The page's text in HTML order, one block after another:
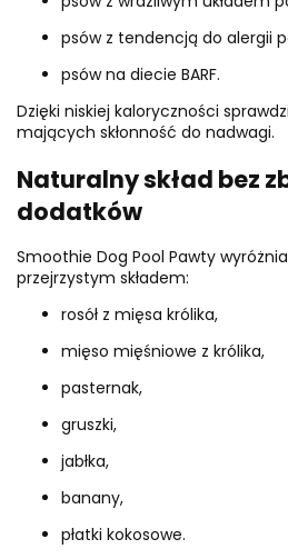
psów z tendencją do alergii
psów na diecie BARF.
Dzięki niskiej kaloryczności
mających skłonność do nadwagi.
Naturalny skład bez
dodatków
Smoothie Dog Pool Pawty
przejrzystym składem:
rosół z mięsa królika,
mięso mięśniowe z królika,
pasternak,
gruszki,
jabłka,
banany,
płatki kokosowe.